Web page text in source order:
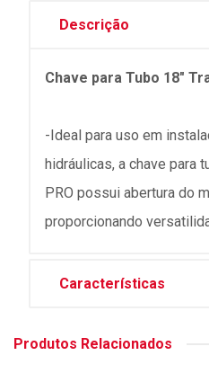
Descrição
Chave para Tubo 18"
-Ideal para uso em
hidráulicas, a chave para
PRO possui abertura do
proporcionando
Características
Produtos Relacionados